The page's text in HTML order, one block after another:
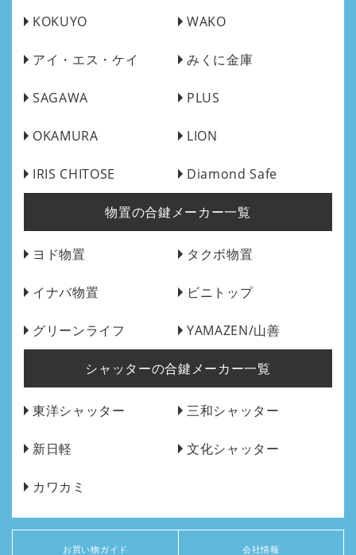
KOKUYO WAKO
アイ・エス・ケイ みくに金庫
SAGAWA PLUS
OKAMURA LION
IRIS CHITOSE Diamond Safe
物置の合鍵メーカー一覧
ヨド物置 タクボ物置
イナバ物置 ビニトップ
グリーンライフ YAMAZEN/山善
シャッターの合鍵メーカー一覧
東洋シャッター 三和シャッター
新日軽 文化シャッター
カワカミ
お買い物ガイド 会社情報